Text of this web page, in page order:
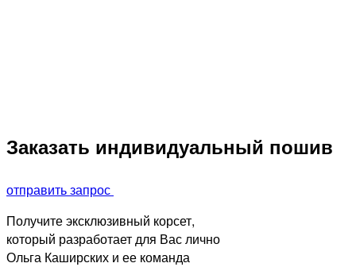
Заказать индивидуальный пошив
отправить запрос
Получите эксклюзивный корсет,
который разработает для Вас лично
Ольга Каширских и ее команда